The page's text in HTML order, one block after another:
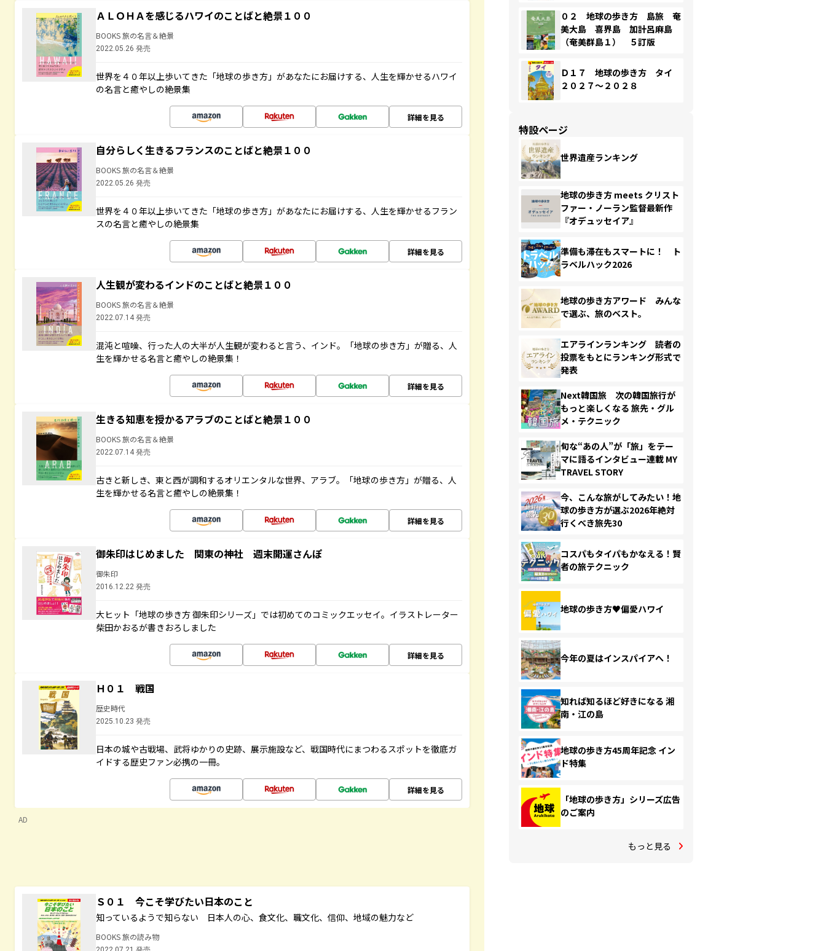
ＡＬＯＨＡを感じるハワイのことばと絶景１００
BOOKS 旅の名言＆絶景
2022.05.26 発売
世界を４０年以上歩いてきた「地球の歩き方」があなたにお届けする、人生を輝かせるハワイ
の名言と癒やしの絶景集
詳細を見る
自分らしく生きるフランスのことばと絶景１００
BOOKS 旅の名言＆絶景
2022.05.26 発売
世界を４０年以上歩いてきた「地球の歩き方」があなたにお届けする、人生を輝かせるフラン
スの名言と癒やしの絶景集
詳細を見る
人生観が変わるインドのことばと絶景１００
BOOKS 旅の名言＆絶景
2022.07.14 発売
混沌と喧噪、行った人の大半が人生観が変わると言う、インド。「地球の歩き方」が贈る、人
生を輝かせる名言と癒やしの絶景集！
詳細を見る
生きる知恵を授かるアラブのことばと絶景１００
BOOKS 旅の名言＆絶景
2022.07.14 発売
古きと新しき、東と西が調和するオリエンタルな世界、アラブ。「地球の歩き方」が贈る、人
生を輝かせる名言と癒やしの絶景集！
詳細を見る
御朱印はじめました 関東の神社 週末開運さんぽ
御朱印
2016.12.22 発売
大ヒット「地球の歩き方 御朱印シリーズ」では初めてのコミックエッセイ。イラストレーター
柴田かおるが書きおろしました
詳細を見る
Ｈ０１ 戦国
歴史時代
2025.10.23 発売
日本の城や古戦場、武将ゆかりの史跡、展示施設など、戦国時代にまつわるスポットを徹底ガ
イドする歴史ファン必携の一冊。
詳細を見る
AD
Ｓ０１ 今こそ学びたい日本のこと
知っているようで知らない 日本人の心、食文化、職文化、信仰、地域の魅力など
BOOKS 旅の読み物
０２ 地球の歩き方 島旅 奄
美大島 喜界島 加計呂麻島
（奄美群島１） ５訂版
Ｄ１７ 地球の歩き方 タイ
２０２７～２０２８
特設ページ
世界遺産ランキング
地球の歩き方 meets クリスト
ファー・ノーラン監督最新作
『オデュッセイア』
準備も滞在もスマートに！ ト
ラベルハック2026
地球の歩き方アワード みんな
で選ぶ、旅のベスト。
エアラインランキング 読者の
投票をもとにランキング形式で
発表
Next韓国旅 次の韓国旅行が
もっと楽しくなる 旅先・グル
メ・テクニック
旬な“あの人”が「旅」をテー
マに語るインタビュー連載 MY
TRAVEL STORY
今、こんな旅がしてみたい！地
球の歩き方が選ぶ2026年絶対
行くべき旅先30
コスパもタイパもかなえる！賢
者の旅テクニック
地球の歩き方♥偏愛ハワイ
今年の夏はインスパイアへ！
知れば知るほど好きになる 湘
南・江の島
地球の歩き方45周年記念 イン
ド特集
「地球の歩き方」シリーズ広告
のご案内
もっと見る